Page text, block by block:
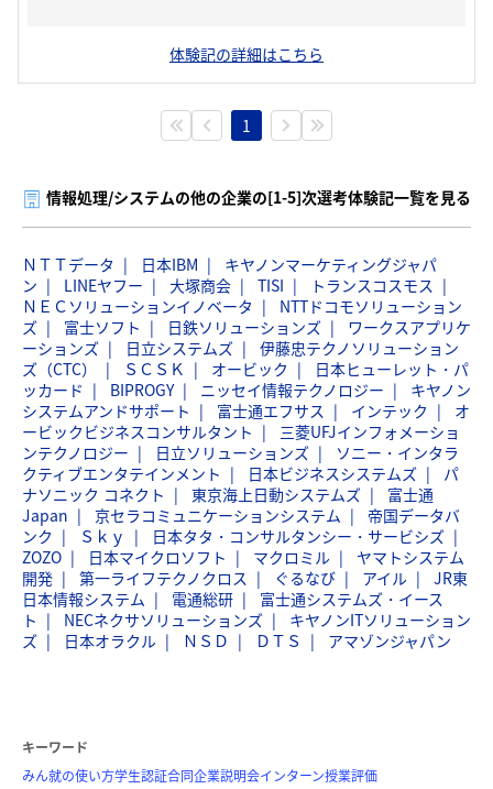
体験記の詳細はこちら
1
情報処理/システムの他の企業の[1-5]次選考体験記一覧を見る
ＮＴＴデータ 日本IBM
キヤノンマーケティングジャパ
ン
LINEヤフー 大塚商会 TISI
トランスコスモス
ＮＥＣソリューションイノベータ
NTTドコモソリューション
ズ
富士ソフト 日鉄ソリューションズ
ワークスアプリケ
ーションズ
日立システムズ
伊藤忠テクノソリューション
ズ（CTC）
ＳＣＳＫ オービック
日本ヒューレット・パ
ッカード
BIPROGY ニッセイ情報テクノロジー
キヤノン
システムアンドサポート
富士通エフサス インテック
オ
ービックビジネスコンサルタント
三菱UFJインフォメーショ
ンテクノロジー
日立ソリューションズ
ソニー・インタラ
クティブエンタテインメント
日本ビジネスシステムズ
パ
ナソニック コネクト
東京海上日動システムズ
富士通
Japan
京セラコミュニケーションシステム
帝国データバ
ンク
Ｓｋｙ
日本タタ・コンサルタンシー・サービシズ
ZOZO
日本マイクロソフト マクロミル
ヤマトシステム
開発
第一ライフテクノクロス ぐるなび アイル
JR東
日本情報システム
電通総研
富士通システムズ・イース
ト
NECネクサソリューションズ
キヤノンITソリューション
ズ
日本オラクル ＮＳＤ ＤＴＳ アマゾンジャパン
キーワード
みん就の使い方学生認証合同企業説明会インターン授業評価